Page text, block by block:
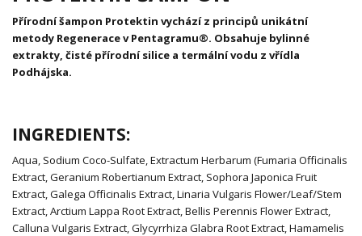
Přírodní šampon Protektin vychází z principů unikátní
metody Regenerace v Pentagramu®. Obsahuje bylinné
extrakty, čisté přírodní silice a termální vodu z vřídla
Podhájska.
INGREDIENTS:
Aqua, Sodium Coco-Sulfate, Extractum Herbarum (Fumaria Officinalis
Extract, Geranium Robertianum Extract, Sophora Japonica Fruit
Extract, Galega Officinalis Extract, Linaria Vulgaris Flower/Leaf/Stem
Extract, Arctium Lappa Root Extract, Bellis Perennis Flower Extract,
Calluna Vulgaris Extract, Glycyrrhiza Glabra Root Extract, Hamamelis